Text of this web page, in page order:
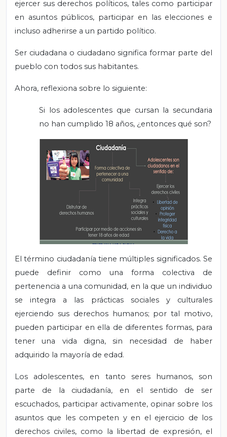
ejercer sus derechos políticos, tales como participar
en asuntos públicos, participar en las elecciones e
incluso adherirse a un partido político.
Ser ciudadana o ciudadano significa formar parte del
pueblo con todos sus habitantes.
Ahora, reflexiona sobre lo siguiente:
Si los adolescentes que cursan la secundaria
no han cumplido 18 años, ¿entonces qué son?
El término ciudadanía tiene múltiples significados. Se
puede definir como una forma colectiva de
pertenencia a una comunidad, en la que un individuo
se integra a las prácticas sociales y culturales
ejerciendo sus derechos humanos; por tal motivo,
pueden participar en ella de diferentes formas, para
tener una vida digna, sin necesidad de haber
adquirido la mayoría de edad.
Los adolescentes, en tanto seres humanos, son
parte de la ciudadanía, en el sentido de ser
escuchados, participar activamente, opinar sobre los
asuntos que les competen y en el ejercicio de los
derechos civiles, como la libertad de expresión, el